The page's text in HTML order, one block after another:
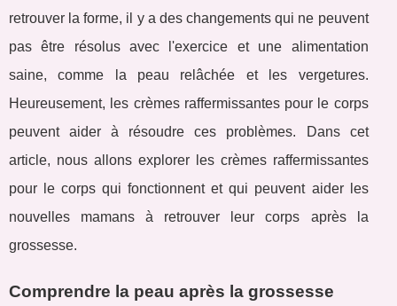
retrouver la forme, il y a des changements qui ne peuvent
pas être résolus avec l'exercice et une alimentation
saine, comme la peau relâchée et les vergetures.
Heureusement, les crèmes raffermissantes pour le corps
peuvent aider à résoudre ces problèmes. Dans cet
article, nous allons explorer les crèmes raffermissantes
pour le corps qui fonctionnent et qui peuvent aider les
nouvelles mamans à retrouver leur corps après la
grossesse.
Comprendre la peau après la grossesse